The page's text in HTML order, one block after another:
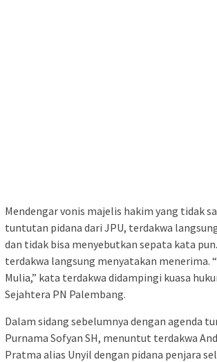
‎Mendengar vonis majelis hakim yang tidak
tuntutan pidana dari JPU, terdakwa
dan tidak bisa menyebutkan sepata kata
terdakwa langsung menyatakan menerima.
Mulia,” kata terdakwa didampingi kuasa
Sejahtera PN Palembang.
Dalam sidang sebelumnya dengan agenda
Purnama Sofyan SH, menuntut terdakwa
Pratma alias Unyil dengan pidana penjara